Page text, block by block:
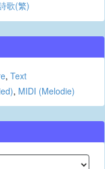
歌(繁)
, Text
, MIDI (Melodie)